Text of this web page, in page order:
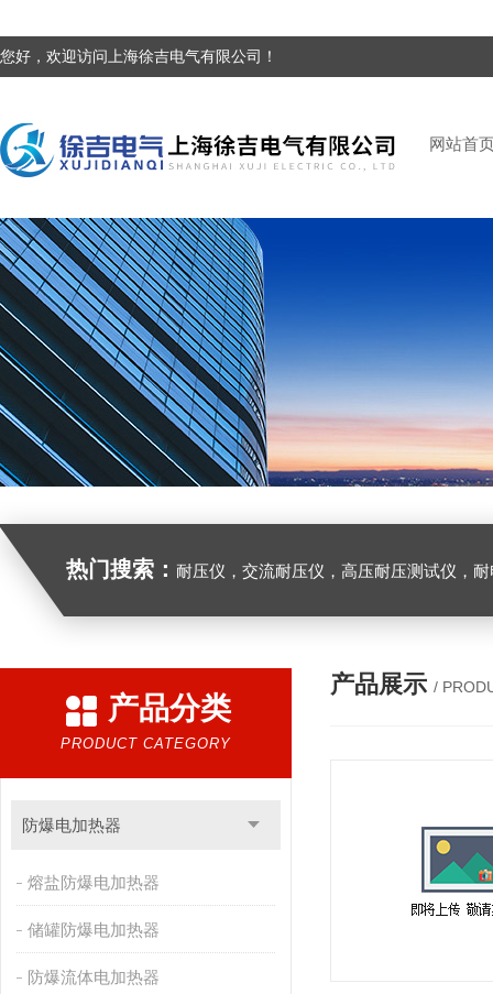
您好，欢迎访问上海徐吉电气有限公司！
网站首
热门搜索： 耐压仪，交流耐压仪，高压耐压测试仪，
产品分类
PRODUCT CATEGORY
防爆电加热器
熔盐防爆电加热器
储罐防爆电加热器
防爆流体电加热器
产品展示 /